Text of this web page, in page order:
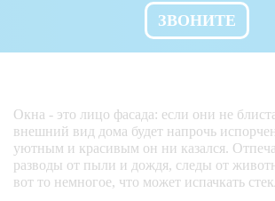
ЗВОНИТЕ
Окна - это лицо фасада: если они не
внешний вид дома будет напрочь
уютным и красивым он ни казался.
разводы от пыли и дождя, следы от
вот то немногое, что может испачкать